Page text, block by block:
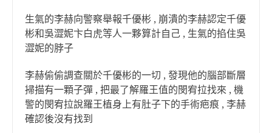
生氣的李赫向警察舉報千優彬 , 崩潰的李赫認定千優
彬和吳澀妮卞白虎等人一夥算計自己 , 生氣的掐住吳
澀妮的脖子
李赫偷偷調查關於千優彬的一切 , 發現他的腦部斷層
掃描有一顆子彈 , 把最了解羅王值的閔宥拉找來 , 機
警的閔宥拉說羅王植身上有肚子下的手術疤痕 , 李赫
確認後沒有找到